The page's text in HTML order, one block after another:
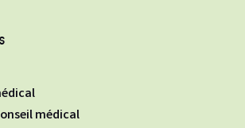
médical